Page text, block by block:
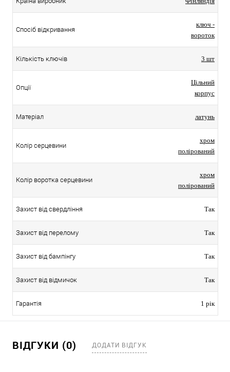
Спосіб відкривання
ключ -
вороток
Кількість ключів 3 шт
Опції
Цільний
корпус
Матеріал латунь
Колір серцевини
хром
полірований
Колір воротка серцевини
хром
полірований
Захист від свердління Так
Захист від перелому Так
Захист від бампінгу Так
Захист від відмичок Так
Гарантія 1 рік
ВІДГУКИ (0) ДОДАТИ ВІДГУК